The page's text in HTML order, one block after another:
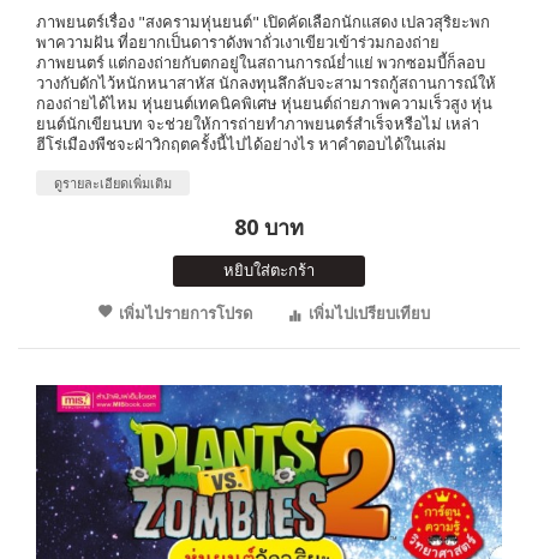
ภาพยนตร์เรื่อง "สงครามหุ่นยนต์" เปิดคัดเลือกนักแสดง เปลวสุริยะพก
พาความฝัน ที่อยากเป็นดาราดังพาถั่วเงาเขียวเข้าร่วมกองถ่าย
ภาพยนตร์ แต่กองถ่ายกับตกอยู่ในสถานการณ์ย่ำแย่ พวกซอมบี้ก็ลอบ
วางกับดักไว้หนักหนาสาหัส นักลงทุนลึกลับจะสามารถกู้สถานการณ์ให้
กองถ่ายได้ไหม หุ่นยนต์เทคนิคพิเศษ หุ่นยนต์ถ่ายภาพความเร็วสูง หุ่น
ยนต์นักเขียนบท จะช่วยให้การถ่ายทำภาพยนตร์สำเร็จหรือไม่ เหล่า
ฮีโร่เมืองพืชจะฝ่าวิกฤตครั้งนี้ไปได้อย่างไร หาคำตอบได้ในเล่ม
ดูรายละเอียดเพิ่มเติม
80 บาท
หยิบใส่ตะกร้า
เพิ่มไปรายการโปรด
เพิ่มไปเปรียบเทียบ